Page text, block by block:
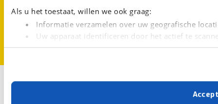
Als u het toestaat, willen we ook graag:
Informatie verzamelen over uw geografische
Uw apparaat identificeren door het actief te
Lees meer over hoe uw persoonlijke gegevens worden
Met cookies en vergelijkbare technieken zorgen we
cookies zorgen ervoor dat de website goed werkt.
Cookievoorkeuren
Vacatures